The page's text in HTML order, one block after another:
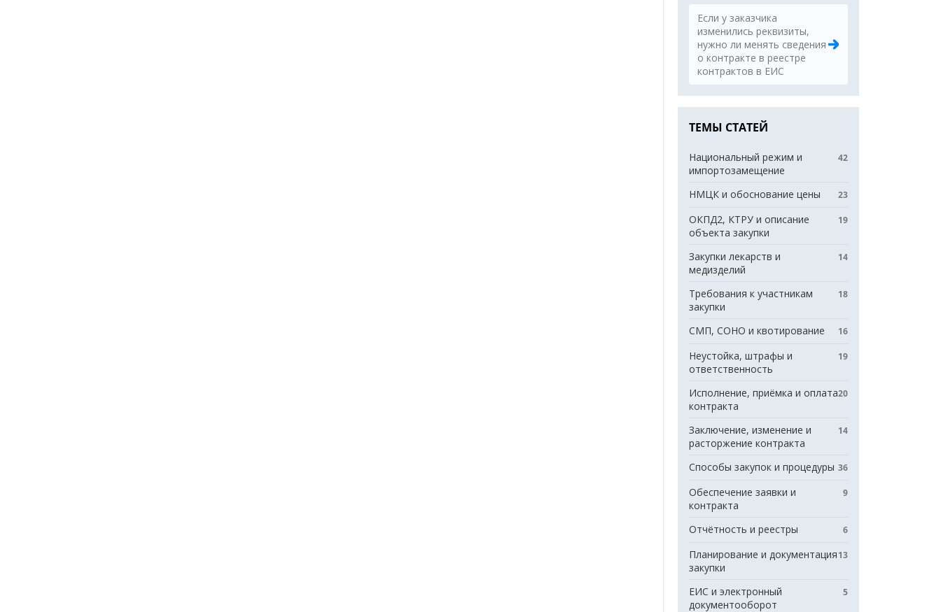
Если у заказчика
изменились реквизиты,
нужно ли менять сведения
о контракте в реестре
контрактов в ЕИС
ТЕМЫ СТАТЕЙ
Национальный режим и
импортозамещение
42
НМЦК и обоснование цены 23
ОКПД2, КТРУ и описание
объекта закупки
19
Закупки лекарств и
медизделий
14
Требования к участникам
закупки
18
СМП, СОНО и квотирование 16
Неустойка, штрафы и
ответственность
19
Исполнение, приёмка и оплата
контракта
20
Заключение, изменение и
расторжение контракта
14
Способы закупок и процедуры 36
Обеспечение заявки и
контракта
9
Отчётность и реестры 6
Планирование и документация
закупки
13
ЕИС и электронный
документооборот
5